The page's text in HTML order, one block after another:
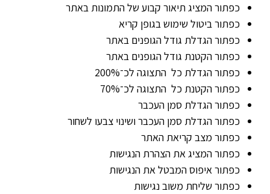
כפתור המציג תיאור קבוע של התמונות באתר
כפתור ביטול שימוש בגופן קריא
כפתור הגדלת גודל הגופנים באתר
כפתור הקטנת גודל הגופנים באתר
כפתור הגדלת כל התצוגה לכ־200%
כפתור הקטנת כל התצוגה לכ־70%
כפתור הגדלת סמן העכבר
כפתור הגדלת סמן העכבר ושינוי צבעו לשחור
כפתור מצב קריאת האתר
כפתור המציג את הצהרת הנגישות
כפתור איפוס המבטל את הנגישות
כפתור שליחת משוב נגישות